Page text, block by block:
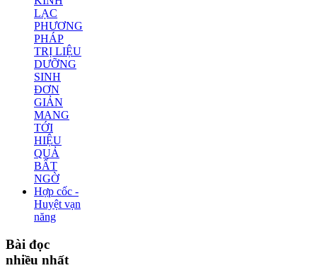
LẠC
PHƯƠNG
PHÁP
TRỊ LIỆU
DƯỠNG
SINH
ĐƠN
GIẢN
MANG
TỚI
HIỆU
QUẢ
BẤT
NGỜ
Hợp cốc -
Huyệt vạn
năng
Bài đọc
nhiều nhất